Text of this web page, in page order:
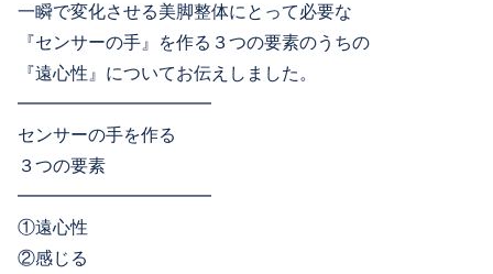
一瞬で変化させる美脚整体にとって必要な
『センサーの手』を作る３つの要素のうちの
『遠心性』についてお伝えしました。
━━━━━━━━━━━
センサーの手を作る
３つの要素
━━━━━━━━━━━
①遠心性
②感じる